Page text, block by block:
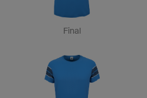
Final